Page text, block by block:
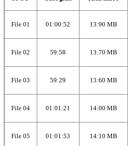
File 01 01:00:52 13:90 MB
File 02 59:58 13:70 MB
File 03 59:29 13:60 MB
File 04 01:01:21 14:00 MB
File 05 01:01:53 14:10 MB